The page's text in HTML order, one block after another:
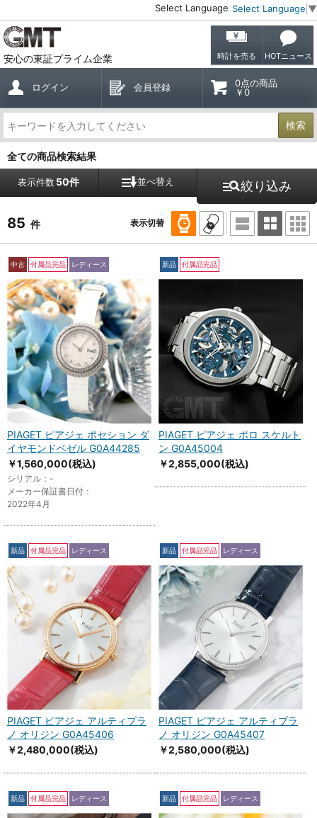
Select Language Select Language ▼
安心の東証プライム企業 時計を売る HOTニュース
ログイン 会員登録
0点の商品
￥0
検索
全ての商品検索結果
表示件数50件 並べ替え 絞り込み
85 件 表示切替
中古 付属品完品 レディース
PIAGET ピアジェ ポセション ダ
イヤモンドベゼル G0A44285
￥1,560,000(税込)
シリアル：-
メーカー保証書日付：
2022年4月
新品 付属品完品
PIAGET ピアジェ ポロ スケルト
ン G0A45004
￥2,855,000(税込)
新品 付属品完品 レディース
PIAGET ピアジェ アルティプラ
ノ オリジン G0A45406
￥2,480,000(税込)
新品 付属品完品 レディース
PIAGET ピアジェ アルティプラ
ノ オリジン G0A45407
￥2,580,000(税込)
新品 付属品完品 レディース 新品 付属品完品 レディース